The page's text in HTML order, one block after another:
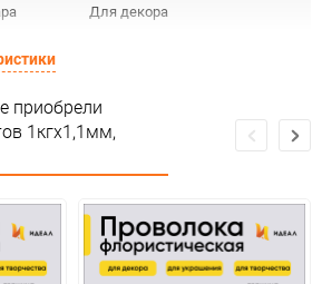
Для декора
Особых условий не требует
1
упак
приобрели
1кгx1,1мм,